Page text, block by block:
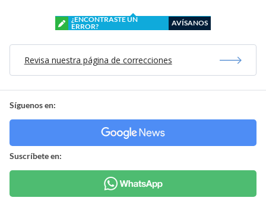
¿ENCONTRASTE UN
ERROR?
AVÍSANOS
Revisa nuestra página de correcciones
Síguenos en:
Suscríbete en: